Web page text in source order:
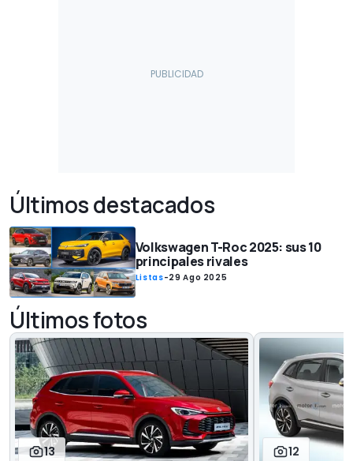
Últimos destacados
Volkswagen T-Roc 2025: sus 10
principales rivales
Listas-29 Ago 2025
Últimos fotos
13 12